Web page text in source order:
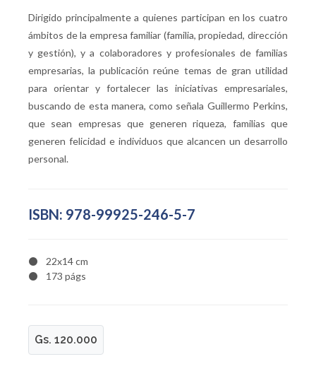
Dirigido principalmente a quienes participan en los cuatro
ámbitos de la empresa familiar (familia, propiedad, dirección
y gestión), y a colaboradores y profesionales de familias
empresarias, la publicación reúne temas de gran utilidad
para orientar y fortalecer las iniciativas empresariales,
buscando de esta manera, como señala Guillermo Perkins,
que sean empresas que generen riqueza, familias que
generen felicidad e individuos que alcancen un desarrollo
personal.
ISBN: 978-99925-246-5-7
22x14 cm
173 págs
Gs. 120.000